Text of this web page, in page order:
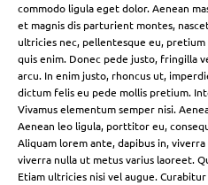
commodo ligula eget dolor. Aenean
et magnis dis parturient montes,
ultricies nec, pellentesque eu, pretium
quis enim. Donec pede justo, fringilla
arcu. In enim justo, rhoncus ut,
dictum felis eu pede mollis pretium.
Vivamus elementum semper nisi.
Aenean leo ligula, porttitor eu,
Aliquam lorem ante, dapibus in,
viverra nulla ut metus varius laoreet.
Etiam ultricies nisi vel augue.